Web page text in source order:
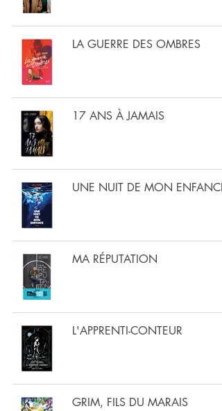
LA GUERRE DES OMBRES
17 ANS À JAMAIS
UNE NUIT DE MON ENFANCE
MA RÉPUTATION
L'APPRENTI-CONTEUR
GRIM, FILS DU MARAIS